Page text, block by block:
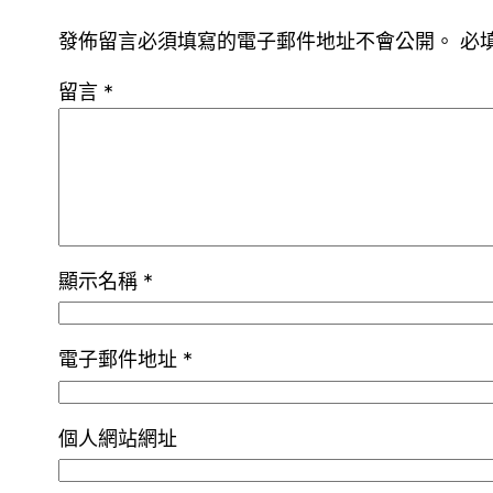
發佈留言必須填寫的電子郵件地址不會公開。 必
留言 *
顯示名稱 *
電子郵件地址 *
個人網站網址